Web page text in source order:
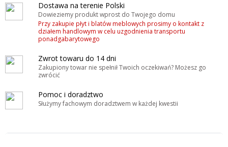
Dostawa na terenie Polski
Dowieziemy produkt wprost do Twojego domu
Przy zakupie płyt i blatów meblowych prosimy o kontakt z
działem handlowym w celu uzgodnienia transportu
ponadgabarytowego
Zwrot towaru do 14 dni
Zakupiony towar nie spełnił Twoich oczekiwań? Możesz go
zwrócić
Pomoc i doradztwo
Służymy fachowym doradztwem w każdej kwestii